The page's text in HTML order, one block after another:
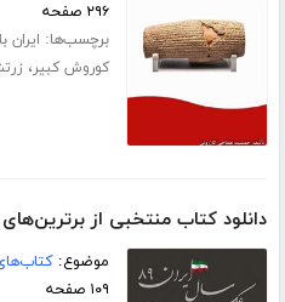
۲۹۶ صفحه
برچسب‌ها: ایران
کوروش کبیر،
دانلود کتاب منتخبی از
موضوع:
۱۰۹ صفحه